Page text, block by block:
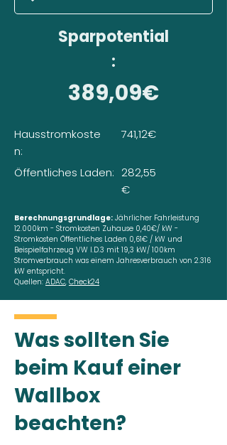
Sparpotential
:
389,09€
Hausstromkoste
n:
Öffentliches Laden:
741,12€
282,55
€
Berechnungsgrundlage: Jährlicher Fahrleistung
12.000km - Stromkosten Zuhause 0,40€/ kW -
Stromkosten Öffentliches Laden 0,61€ / kW und
Beispielfahrzeug VW I.D.3 mit 19,3 kW/ 100km
Stromverbrauch was einem Jahresverbrauch von 2.316
kW entspricht.
Quellen: ADAC, Check24
Was sollten Sie
beim Kauf einer
Wallbox
beachten?